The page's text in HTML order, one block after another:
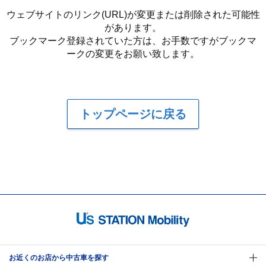
ウェブサイトのリンク(URL)が変更または削除された可能性
があります。
ブックマーク登録されていた方は、お手数ですがブックマ
ークの変更をお願い致します。
トップページに戻る
お近くのお店から中古車を探す